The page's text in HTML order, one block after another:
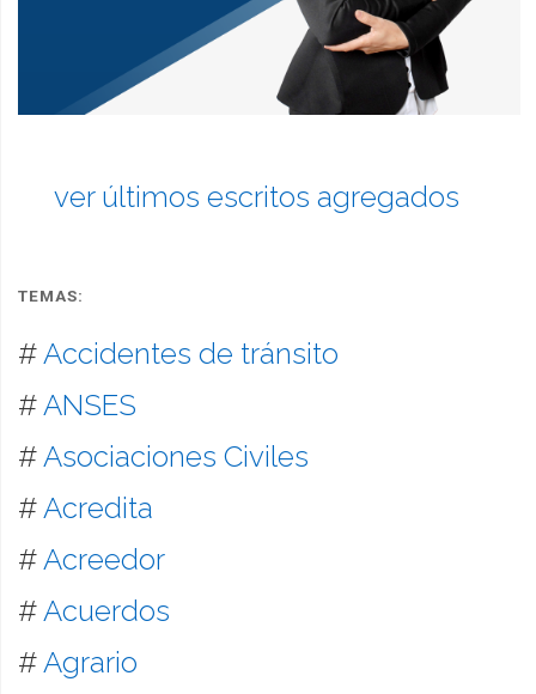
ver últimos escritos agregados
TEMAS:
#Accidentes de tránsito
#ANSES
#Asociaciones Civiles
#Acredita
#Acreedor
#Acuerdos
#Agrario